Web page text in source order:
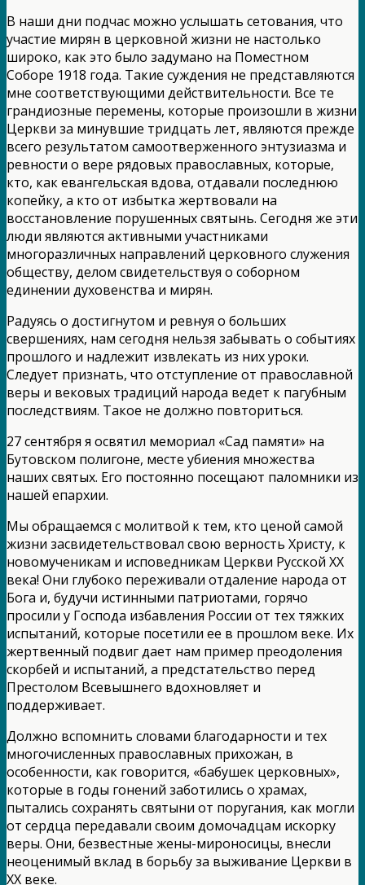
В наши дни подчас можно услышать сетования, что
участие мирян в церковной жизни не настолько
широко, как это было задумано на Поместном
Соборе 1918 года. Такие суждения не представляются
мне соответствующими действительности. Все те
грандиозные перемены, которые произошли в жизни
Церкви за минувшие тридцать лет, являются прежде
всего результатом самоотверженного энтузиазма и
ревности о вере рядовых православных, которые,
кто, как евангельская вдова, отдавали последнюю
копейку, а кто от избытка жертвовали на
восстановление порушенных святынь. Сегодня же эти
люди являются активными участниками
многоразличных направлений церковного служения
обществу, делом свидетельствуя о соборном
единении духовенства и мирян.
Радуясь о достигнутом и ревнуя о больших
свершениях, нам сегодня нельзя забывать о событиях
прошлого и надлежит извлекать из них уроки.
Следует признать, что отступление от православной
веры и вековых традиций народа ведет к пагубным
последствиям. Такое не должно повториться.
27 сентября я освятил мемориал «Сад памяти» на
Бутовском полигоне, месте убиения множества
наших святых. Его постоянно посещают паломники из
нашей епархии.
Мы обращаемся с молитвой к тем, кто ценой самой
жизни засвидетельствовал свою верность Христу, к
новомученикам и исповедникам Церкви Русской ХХ
века! Они глубоко переживали отдаление народа от
Бога и, будучи истинными патриотами, горячо
просили у Господа избавления России от тех тяжких
испытаний, которые посетили ее в прошлом веке. Их
жертвенный подвиг дает нам пример преодоления
скорбей и испытаний, а предстательство перед
Престолом Всевышнего вдохновляет и
поддерживает.
Должно вспомнить словами благодарности и тех
многочисленных православных прихожан, в
особенности, как говорится, «бабушек церковных»,
которые в годы гонений заботились о храмах,
пытались сохранять святыни от поругания, как могли
от сердца передавали своим домочадцам искорку
веры. Они, безвестные жены-мироносицы, внесли
неоценимый вклад в борьбу за выживание Церкви в
ХХ веке.